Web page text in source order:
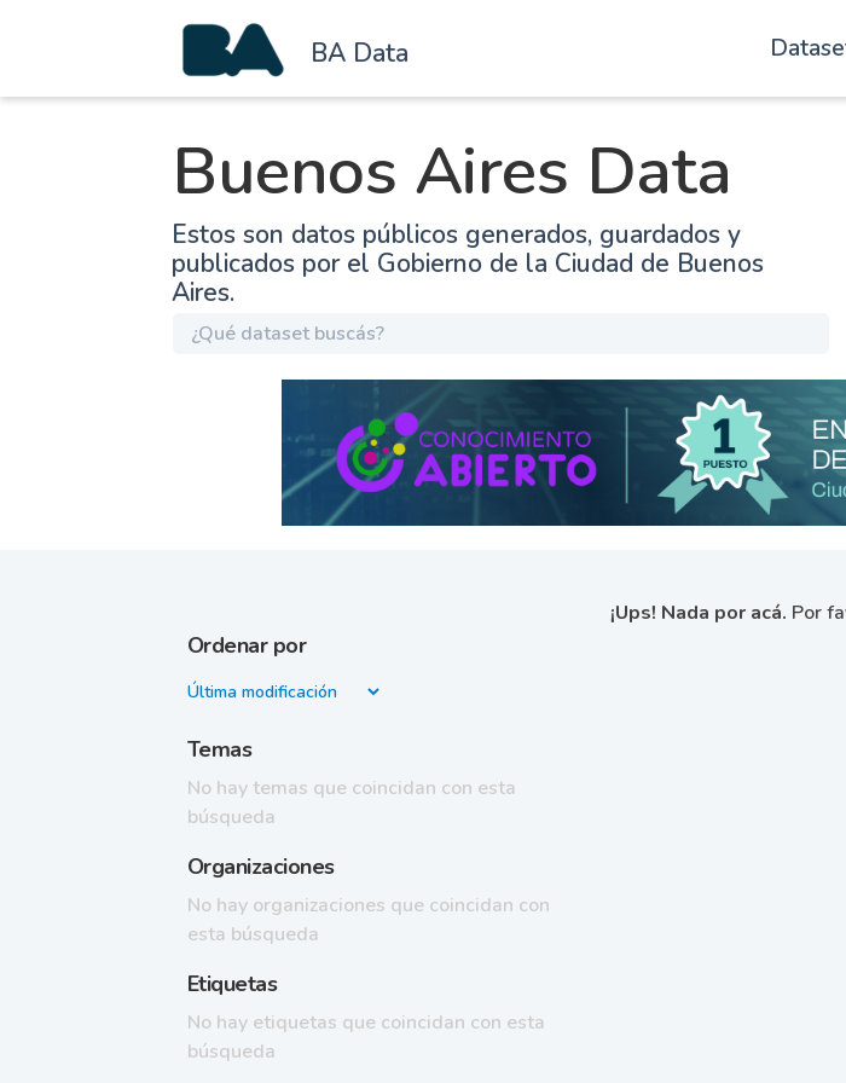
BA Data
Buenos Aires Data
Estos son datos públicos generados, guardados y
publicados por el Gobierno de la Ciudad de Buenos
Aires.
Ordenar por
Temas
No hay temas que coincidan con esta
búsqueda
Organizaciones
No hay organizaciones que coincidan con
esta búsqueda
Etiquetas
No hay etiquetas que coincidan con esta
búsqueda
¡Ups! Nada por acá. Por